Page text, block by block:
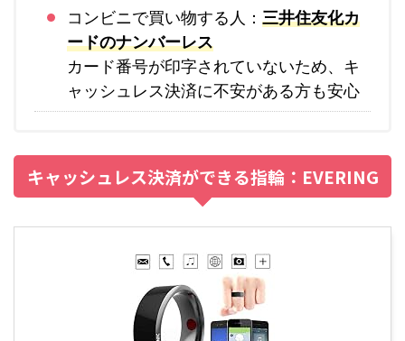
コンビニで買い物する人： 三井住友化カ
ードのナンバーレス
カード番号が印字されていないため、キ
ャッシュレス決済に不安がある方も安心
キャッシュレス決済ができる指輪：EVERING